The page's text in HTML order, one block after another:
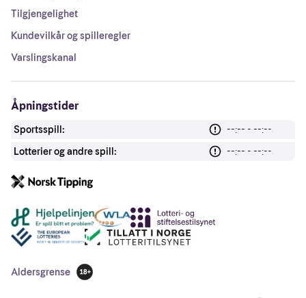
Tilgjengelighet
Kundevilkår og spilleregler
Varslingskanal
Åpningstider
Sportsspill:
--:-- - --:--
Lotterier og andre spill:
--:-- - --:--
Andre lenker
Aldersgrense
18 år